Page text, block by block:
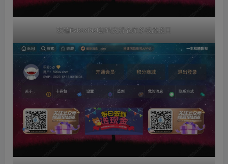
双端itvboxfast源码支持仓库多线路接口